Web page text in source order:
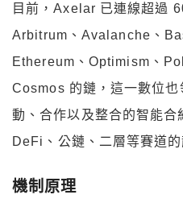
目前，Axelar 已連線超過
Arbitrum、Avalanche、
Ethereum、Optimism、
Cosmos 的鏈，這一數位
動、合作以及整合的智能
DeFi、公鏈、二層等賽道的
機制原理